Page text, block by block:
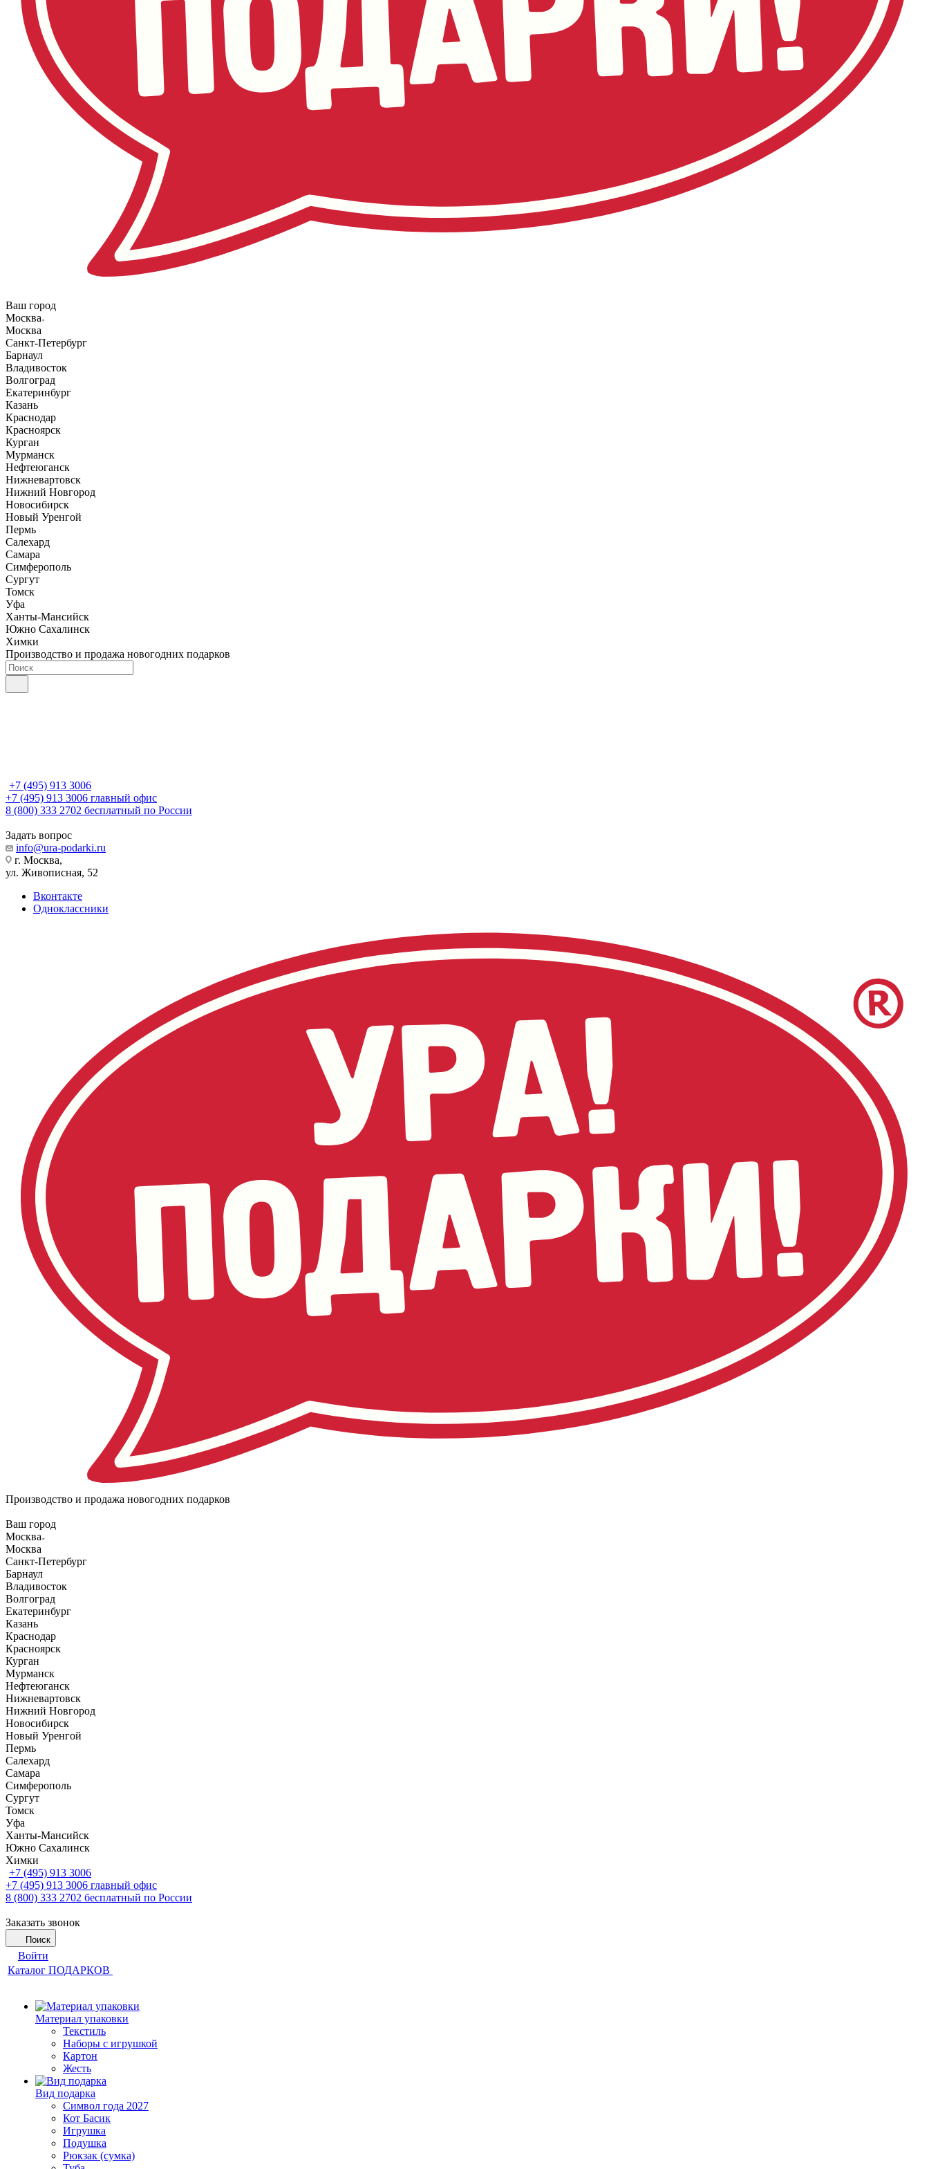
Ваш город
Москва
Москва
Санкт-Петербург
Барнаул
Владивосток
Волгоград
Екатеринбург
Казань
Краснодар
Красноярск
Курган
Мурманск
Нефтеюганск
Нижневартовск
Нижний Новгород
Новосибирск
Новый Уренгой
Пермь
Салехард
Самара
Симферополь
Сургут
Томск
Уфа
Ханты-Мансийск
Южно Сахалинск
Химки
Производство и продажа новогодних подарков
+7 (495) 913 3006
+7 (495) 913 3006 главный офис
8 (800) 333 2702 бесплатный по России
Задать вопрос
info@ura-podarki.ru
г. Москва,
ул. Живописная, 52
Вконтакте
Одноклассники
Производство и продажа новогодних подарков
Ваш город
Москва
Москва
Санкт-Петербург
Барнаул
Владивосток
Волгоград
Екатеринбург
Казань
Краснодар
Красноярск
Курган
Мурманск
Нефтеюганск
Нижневартовск
Нижний Новгород
Новосибирск
Новый Уренгой
Пермь
Салехард
Самара
Симферополь
Сургут
Томск
Уфа
Ханты-Мансийск
Южно Сахалинск
Химки
+7 (495) 913 3006
+7 (495) 913 3006 главный офис
8 (800) 333 2702 бесплатный по России
Заказать звонок
Поиск
Войти
Каталог ПОДАРКОВ
Материал упаковки
Текстиль
Наборы с игрушкой
Картон
Жесть
Вид подарка
Символ года 2027
Кот Басик
Игрушка
Подушка
Рюкзак (сумка)